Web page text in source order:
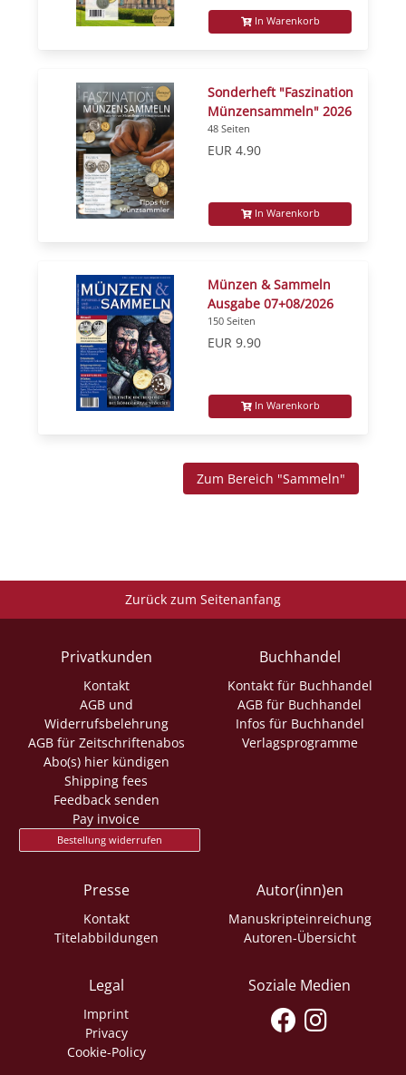
In Warenkorb
Sonderheft "Faszination
Münzensammeln" 2026
48 Seiten
EUR 4.90
In Warenkorb
Münzen & Sammeln
Ausgabe 07+08/2026
150 Seiten
EUR 9.90
In Warenkorb
Zum Bereich "Sammeln"
Zurück zum Seitenanfang
Privatkunden
Kontakt
AGB und
Widerrufsbelehrung
AGB für Zeitschriftenabos
Abo(s) hier kündigen
Shipping fees
Feedback senden
Pay invoice
Bestellung widerrufen
Buchhandel
Kontakt für Buchhandel
AGB für Buchhandel
Infos für Buchhandel
Verlagsprogramme
Presse
Kontakt
Titelabbildungen
Autor(inn)en
Manuskripteinreichung
Autoren-Übersicht
Legal
Imprint
Privacy
Cookie-Policy
Soziale Medien